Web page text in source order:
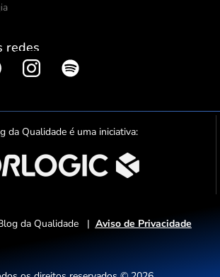
redes
S
o
t
f
y
da Qualidade é uma iniciativa:
da Qualidade | Aviso de Privacidade